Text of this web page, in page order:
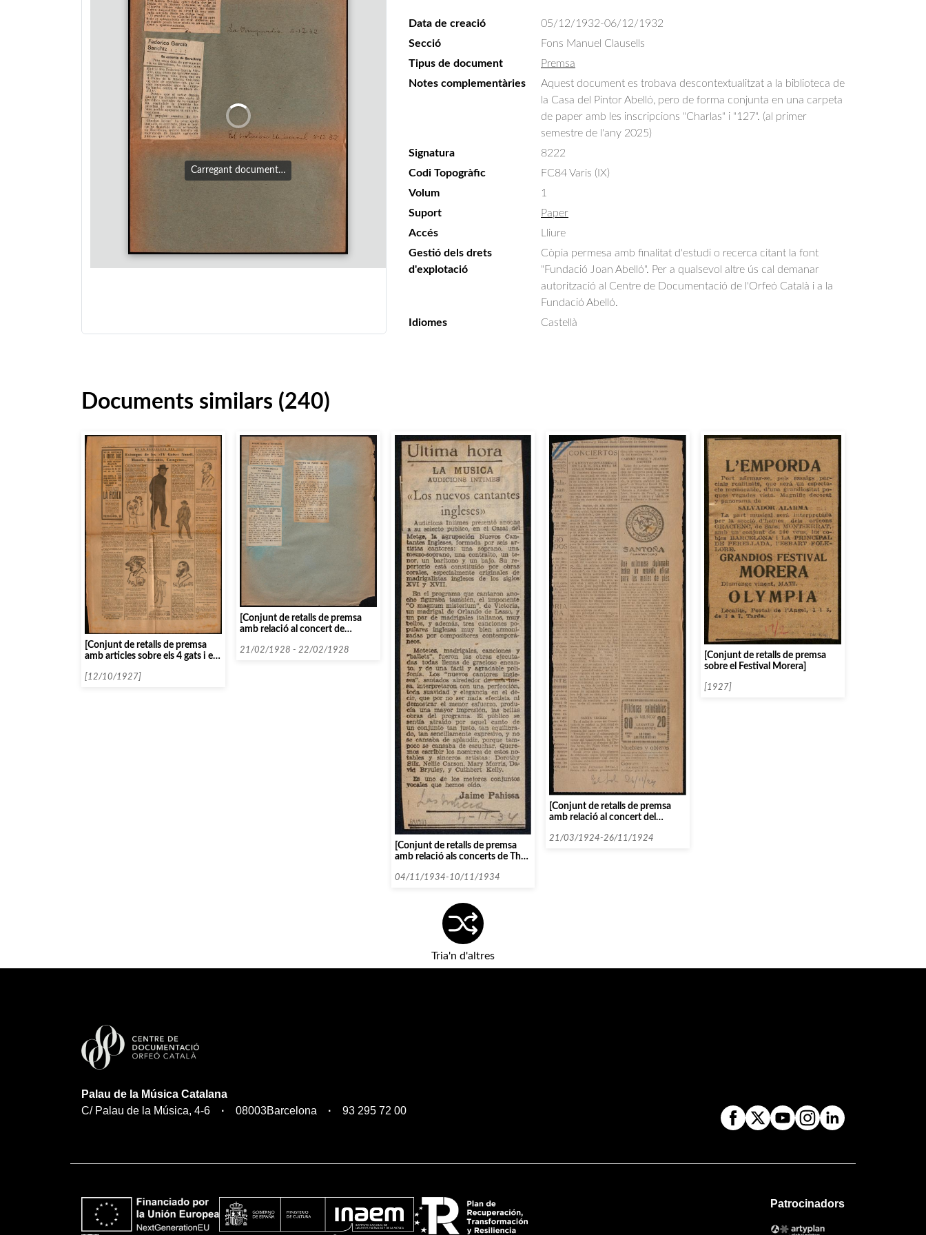
Carregant document…
Data de creació
05/12/1932-06/12/1932
Secció
Fons Manuel Clausells
Tipus de document
Premsa
Notes complementàries
Aquest document es trobava descontextualitzat a la biblioteca de
la Casa del Pintor Abelló, pero de forma conjunta en una carpeta
de paper amb les inscripcions "Charlas" i "127". (al primer
semestre de l'any 2025)
Signatura
8222
Codi Topogràfic
FC84 Varis (IX)
Volum
1
Suport
Paper
Accés
Lliure
Gestió dels drets
d'explotació
Còpia permesa amb finalitat d'estudi o recerca citant la font
"Fundació Joan Abelló". Per a qualsevol altre ús cal demanar
autorització al Centre de Documentació de l'Orfeó Català i a la
Fundació Abelló.
Idiomes
Castellà
Documents similars (240)
[Conjunt de retalls de premsa
amb articles sobre els 4 gats i els
[12/10/1927]
[Conjunt de retalls de premsa
amb relació al concert de
21/02/1928 - 22/02/1928
[Conjunt de retalls de premsa
amb relació als concerts de The
04/11/1934-10/11/1934
[Conjunt de retalls de premsa
amb relació al concert del
21/03/1924-26/11/1924
[Conjunt de retalls de premsa
sobre el Festival Morera]
[1927]
Tria'n d'altres
Palau de la Música Catalana
C/ Palau de la Música, 4-6
08003Barcelona 93 295 72 00
Patrocinadors